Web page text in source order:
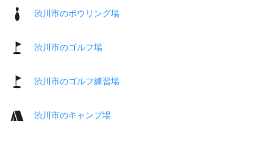
渋川市のボウリング場
渋川市のゴルフ場
渋川市のゴルフ練習場
渋川市のキャンプ場